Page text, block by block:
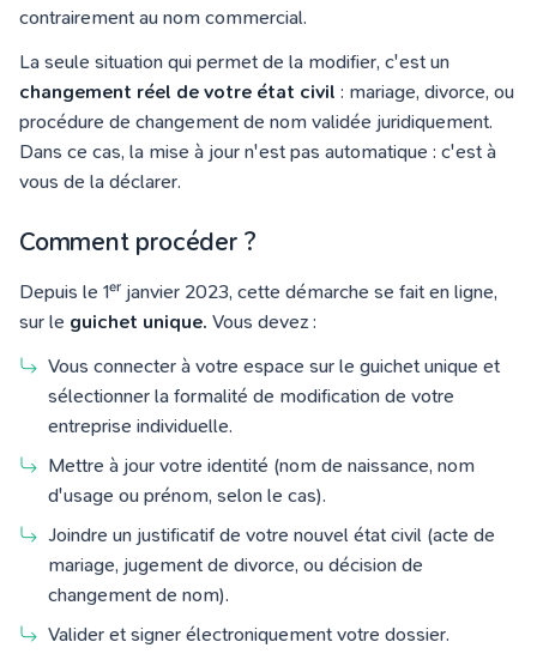
contrairement au nom commercial.
La seule situation qui permet de la modifier, c'est un
changement réel de votre état civil : mariage, divorce, ou
procédure de changement de nom validée juridiquement.
Dans ce cas, la mise à jour n'est pas automatique : c'est à
vous de la déclarer.
Comment procéder ?
Depuis le 1ᵉʳ janvier 2023, cette démarche se fait en ligne,
sur le guichet unique. Vous devez :
Vous connecter à votre espace sur le guichet unique et
sélectionner la formalité de modification de votre
entreprise individuelle.
Mettre à jour votre identité (nom de naissance, nom
d'usage ou prénom, selon le cas).
Joindre un justificatif de votre nouvel état civil (acte de
mariage, jugement de divorce, ou décision de
changement de nom).
Valider et signer électroniquement votre dossier.